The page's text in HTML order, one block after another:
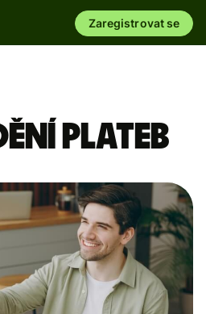
Zaregistrovat se
plateb